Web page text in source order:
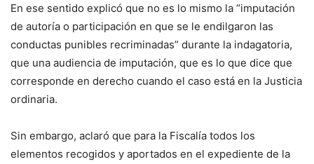
En ese sentido explicó que no es lo mismo la “imputación
de autoría o participación en que se le endilgaron las
conductas punibles recriminadas” durante la indagatoria,
que una audiencia de imputación, que es lo que dice que
corresponde en derecho cuando el caso está en la Justicia
ordinaria.
Sin embargo, aclaró que para la Fiscalía todos los
elementos recogidos y aportados en el expediente de la